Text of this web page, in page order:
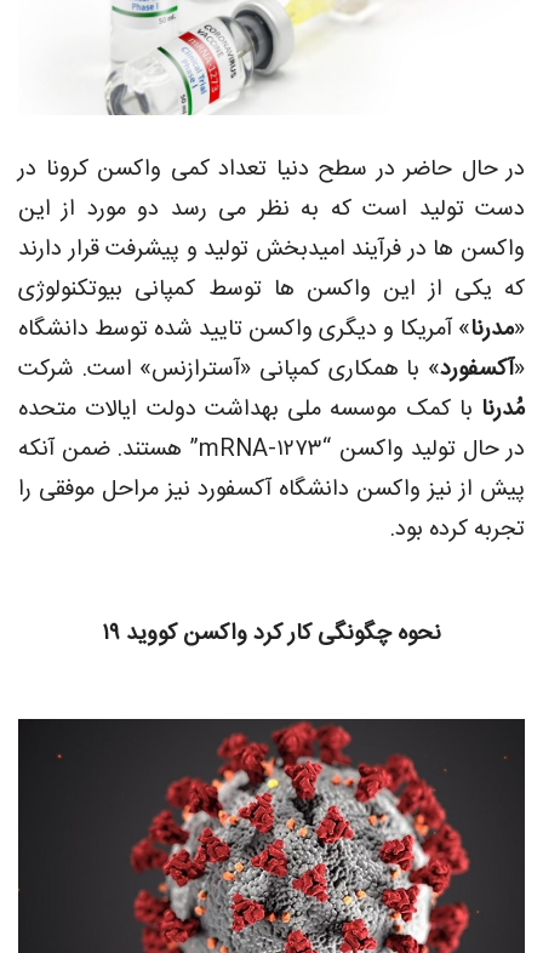
در حال حاضر در سطح دنیا تعداد کمی واکسن کرونا در
دست تولید است که به نظر می رسد دو مورد از این
واکسن ها در فرآیند امیدبخش تولید و پیشرفت قرار دارند
که یکی از این واکسن ها توسط کمپانی بیوتکنولوژی
«مدرنا» آمریکا و دیگری واکسن تایید شده توسط دانشگاه
«آکسفورد» با همکاری کمپانی «آسترازنس» است. شرکت
مُدرنا با کمک موسسه ملی بهداشت دولت ایالات متحده
در حال تولید واکسن “mRNA-۱۲۷۳” هستند. ضمن آنکه
پیش از نیز واکسن دانشگاه آکسفورد نیز مراحل موفقی را
تجربه کرده بود.
نحوه چگونگی کار کرد واکسن کووید ۱۹